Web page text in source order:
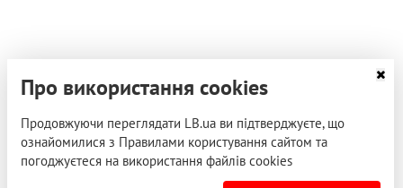
Про використання cookies
Продовжуючи переглядати LB.ua ви підтверджуєте, що
ознайомилися з Правилами користування сайтом та
погоджуєтеся на використання файлів cookies